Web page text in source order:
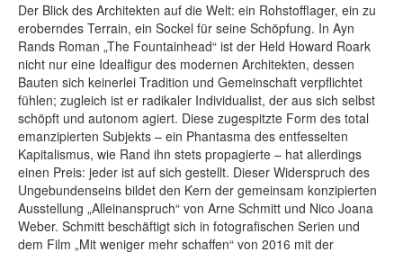
Der Blick des Architekten auf die Welt: ein Rohstofflager, ein zu
eroberndes Terrain, ein Sockel für seine Schöpfung. In Ayn
Rands Roman „The Fountainhead“ ist der Held Howard Roark
nicht nur eine Idealfigur des modernen Architekten, dessen
Bauten sich keinerlei Tradition und Gemeinschaft verpflichtet
fühlen; zugleich ist er radikaler Individualist, der aus sich selbst
schöpft und autonom agiert. Diese zugespitzte Form des total
emanzipierten Subjekts – ein Phantasma des entfesselten
Kapitalismus, wie Rand ihn stets propagierte – hat allerdings
einen Preis: jeder ist auf sich gestellt. Dieser Widerspruch des
Ungebundenseins bildet den Kern der gemeinsam konzipierten
Ausstellung „Alleinanspruch“ von Arne Schmitt und Nico Joana
Weber. Schmitt beschäftigt sich in fotografischen Serien und
dem Film „Mit weniger mehr schaffen“ von 2016 mit der